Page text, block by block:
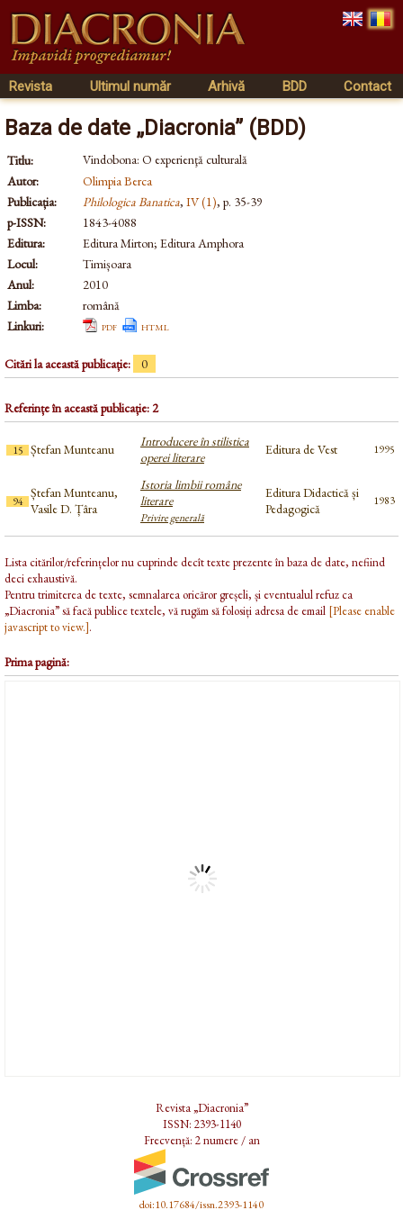
Revista Ultimul număr Arhivă BDD Contact
Baza de date „Diacronia” (BDD)
Titlu:
Vindobona: O experienţă culturală
Autor:
Olimpia Berca
Publicația:
Philologica Banatica, IV (1), p. 35-39
p-ISSN:
1843-4088
Editura:
Editura Mirton; Editura Amphora
Locul:
Timișoara
Anul:
2010
Limba:
română
Linkuri:
pdf html
Citări la această publicație: 0
Referințe în această publicație: 2
15 Ștefan Munteanu
Introducere în stilistica
operei literare
Editura de Vest 1995
94
Ștefan Munteanu,
Vasile D. Țâra
Istoria limbii române
literare
Privire generală
Editura Didactică și
Pedagogică
1983
Lista citărilor/referințelor nu cuprinde decît texte prezente în baza de date, nefiind
deci exhaustivă.
Pentru trimiterea de texte, semnalarea oricăror greșeli, și eventualul refuz ca
„Diacronia” să facă publice textele, vă rugăm să folosiți adresa de email [Please enable
javascript to view.].
Prima pagină:
Revista „Diacronia”
ISSN: 2393-1140
Frecvență: 2 numere / an
doi:10.17684/issn.2393-1140